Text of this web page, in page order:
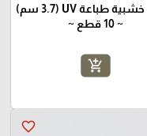
ثيمات خشبية طباعة UV (3.7 سم)
~ 10 قطع ~
add_shopping_cart
favorite_border